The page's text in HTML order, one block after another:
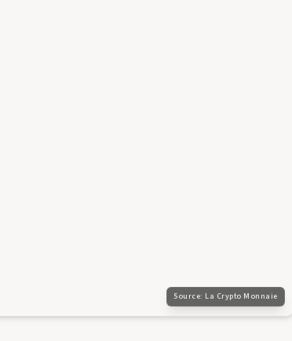
Source: La Crypto Monnaie